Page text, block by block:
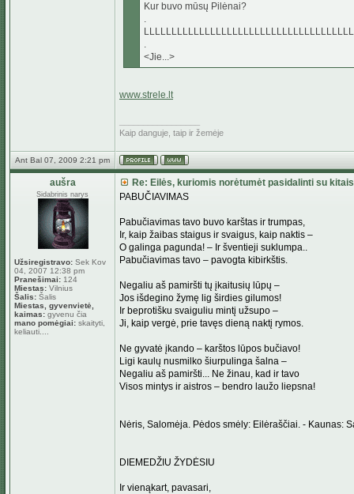
Kur buvo mūsų Pilėnai?
.
.
<Jie...>
www.strele.lt
Kaip danguje, taip ir žemėje
Ant Bal 07, 2009 2:21 pm
aušra
Sidabrinis narys
Užsiregistravo: Sek Kov
04, 2007 12:38 pm
Pranešimai: 124
Miestas: Vilnius
Šalis: Šalis
Miestas, gyvenvietė,
kaimas: gyvenu čia
mano pomėgiai: skaityti,
keliauti....
Re: Eilės, kuriomis norėtumėt pasidalinti su kitais
PABUČIAVIMAS
Pabučiavimas tavo buvo karštas ir trumpas,
Ir, kaip žaibas staigus ir svaigus, kaip naktis –
O galinga pagunda! – Ir šventieji suklumpa..
Pabučiavimas tavo – pavogta kibirkštis.
Negaliu aš pamiršti tų įkaitusių lūpų –
Jos išdegino žymę lig širdies gilumos!
Ir beprotišku svaiguliu mintį užsupo –
Ji, kaip vergė, prie tavęs dieną naktį rymos.
Ne gyvatė įkando – karštos lūpos bučiavo!
Ligi kaulų nusmilko šiurpulinga šalna –
Negaliu aš pamiršti... Ne žinau, kad ir tavo
Visos mintys ir aistros – bendro laužo liepsna!
Nėris, Salomėja. Pėdos smėly: Eilėraščiai. - Kaunas:
DIEMEDŽIU ŽYDĖSIU
Ir vienąkart, pavasari,